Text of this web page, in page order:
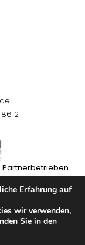
Partnerbetrieben
die
haben.
2
Erfahrung auf
wir verwenden,
Sie in den